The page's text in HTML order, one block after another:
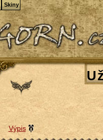
Výpis
Skiny